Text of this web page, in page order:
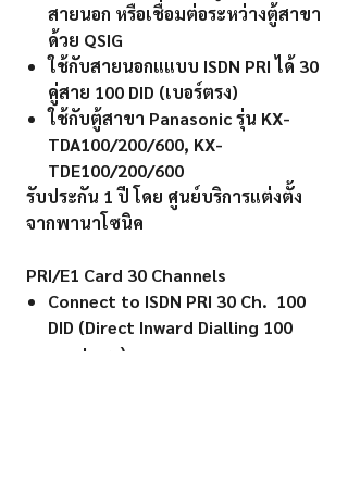
สายนอก หรือเชื่อมต่อระหว่างตู้สาขา
ด้วย QSIG
ใช้กับสายนอกแแบบ ISDN PRI ได้ 30
คู่สาย 100 DID (เบอร์ตรง)
ใช้กับตู้สาขา Panasonic รุ่น KX-
TDA100/200/600, KX-
TDE100/200/600
รับประกัน 1 ปี โดย ศูนย์บริการแต่งตั้ง
จากพานาโซนิค
PRI/E1 Card 30 Channels
Connect to ISDN PRI 30 Ch. 100
DID (Direct Inward Dialling 100
numbers)